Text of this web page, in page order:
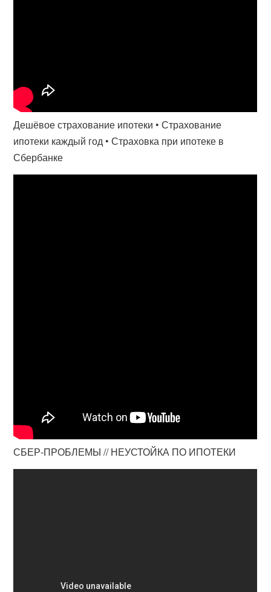
Дешёвое страхование ипотеки • Страхование
ипотеки каждый год • Страховка при ипотеке в
Сбербанке
СБЕР-ПРОБЛЕМЫ // НЕУСТОЙКА ПО ИПОТЕКИ